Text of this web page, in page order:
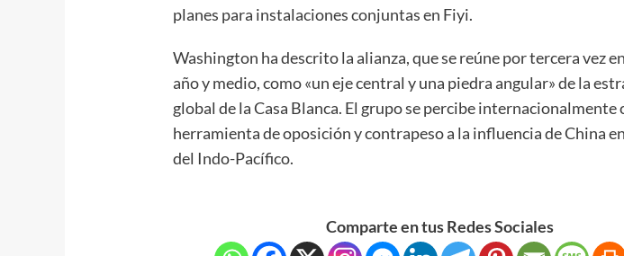
planes para instalaciones conjuntas en Fiyi.
Washington ha descrito la alianza, que se reúne por tercera vez
año y medio, como «un eje central y una piedra angular» de la
global de la Casa Blanca. El grupo se percibe internacionalmente
herramienta de oposición y contrapeso a la influencia de China
del Indo-Pacífico.
Comparte en tus Redes Sociales